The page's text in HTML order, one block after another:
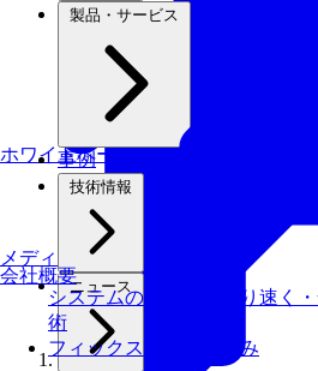
ホワイトペーパー
メディアライブラリ
製品・サービス
事例
技術情報
ニュース
会社概要
システムの仕事を、より速く
術
フィックスターズの​強み